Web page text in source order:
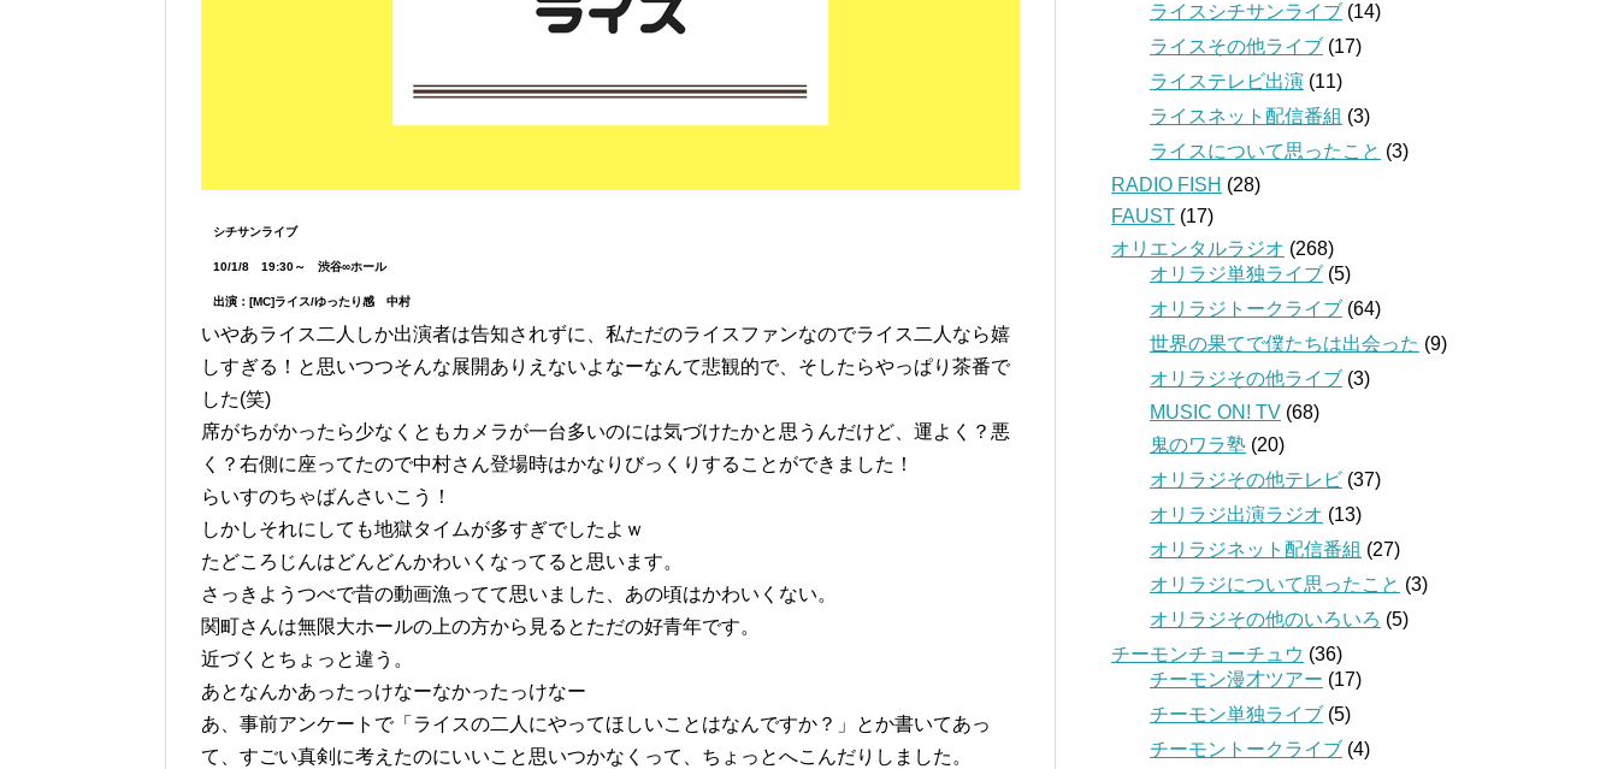
シチサンライブ
10/1/8 19:30～ 渋谷∞ホール
出演：[MC]ライス/ゆったり感 中村
いやあライス二人しか出演者は告知されずに、私ただのライスファンなのでライス二人なら嬉
しすぎる！と思いつつそんな展開ありえないよなーなんて悲観的で、そしたらやっぱり茶番で
した(笑)
席がちがかったら少なくともカメラが一台多いのには気づけたかと思うんだけど、運よく？悪
く？右側に座ってたので中村さん登場時はかなりびっくりすることができました！
らいすのちゃばんさいこう！
しかしそれにしても地獄タイムが多すぎでしたよｗ
たどころじんはどんどんかわいくなってると思います。
さっきようつべで昔の動画漁ってて思いました、あの頃はかわいくない。
関町さんは無限大ホールの上の方から見るとただの好青年です。
近づくとちょっと違う。
あとなんかあったっけなーなかったっけなー
あ、事前アンケートで「ライスの二人にやってほしいことはなんですか？」とか書いてあっ
て、すごい真剣に考えたのにいいこと思いつかなくって、ちょっとへこんだりしました。
ライスシチサンライブ (14)
ライスその他ライブ (17)
ライステレビ出演 (11)
ライスネット配信番組 (3)
ライスについて思ったこと (3)
RADIO FISH (28)
FAUST (17)
オリエンタルラジオ (268)
オリラジ単独ライブ (5)
オリラジトークライブ (64)
世界の果てで僕たちは出会った (9)
オリラジその他ライブ (3)
MUSIC ON! TV (68)
鬼のワラ塾 (20)
オリラジその他テレビ (37)
オリラジ出演ラジオ (13)
オリラジネット配信番組 (27)
オリラジについて思ったこと (3)
オリラジその他のいろいろ (5)
チーモンチョーチュウ (36)
チーモン漫才ツアー (17)
チーモン単独ライブ (5)
チーモントークライブ (4)